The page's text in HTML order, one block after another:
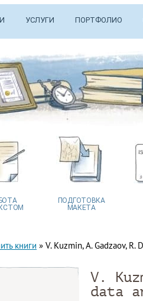
УСЛУГИ ПОРТФОЛИО
ПОДГОТОВКА
МАКЕТА
книги » V. Kuzmin, A. Gadzaov,
V.
data